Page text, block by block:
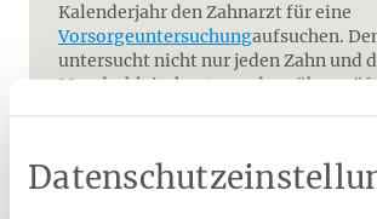
Kalenderjahr den Zahnarzt für eine
Vorsorgeuntersuchungaufsuchen.
untersucht nicht nur jeden Zahn und
Mundschleimhaut, sondern
einem regelmäßigen Vorsorgebonus
fünf oder zehn Kalenderjahre erhöht